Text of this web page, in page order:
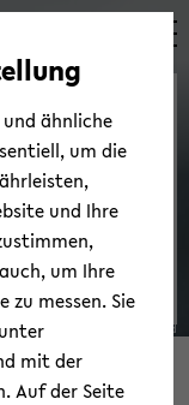
© Uni­ver­si­tät Bie­le­feld
und ähnliche
um die
und Ihre
um Ihre
messen. Sie
mit der
Auf der Seite